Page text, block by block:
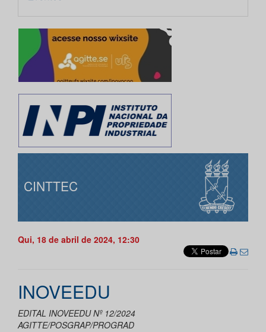
CINTTEC
Qui, 18 de abril de 2024, 12:30
INOVEEDU
EDITAL INOVEEDU Nº 12/2024
AGITTE/POSGRAP/PROGRAD